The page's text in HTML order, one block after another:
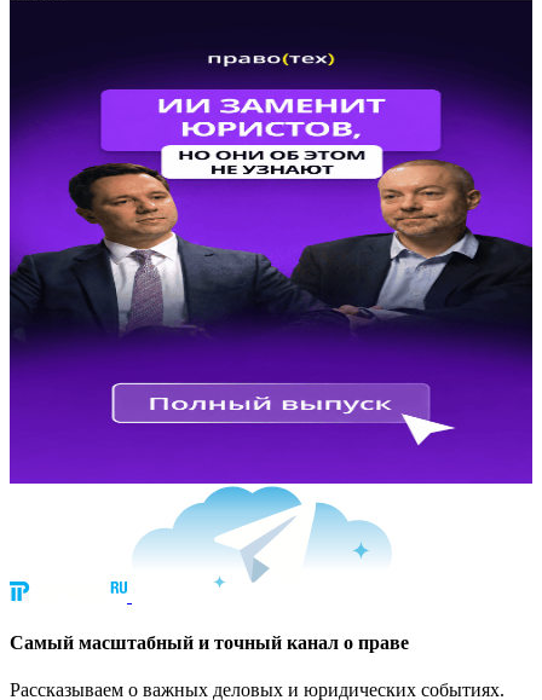
Cамый масштабный и точный канал о праве
Рассказываем о важных деловых и юридических событиях.